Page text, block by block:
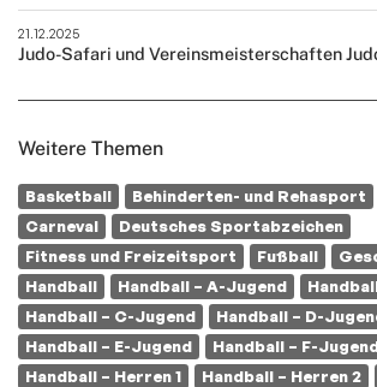
21.12.2025
Judo-Safari und Vereinsmeisterschaften
Weitere Themen
Basketball Behinderten- und Rehasport
Carneval
Deutsches Sportabzeichen
Fitness und Freizeitsport
Fußball
Handball
Handball – A-Jugend
Handball – C-Jugend
Handball – D-
Handball – E-Jugend
Handball – F-
Handball – Herren 1
Handball – Herren 2